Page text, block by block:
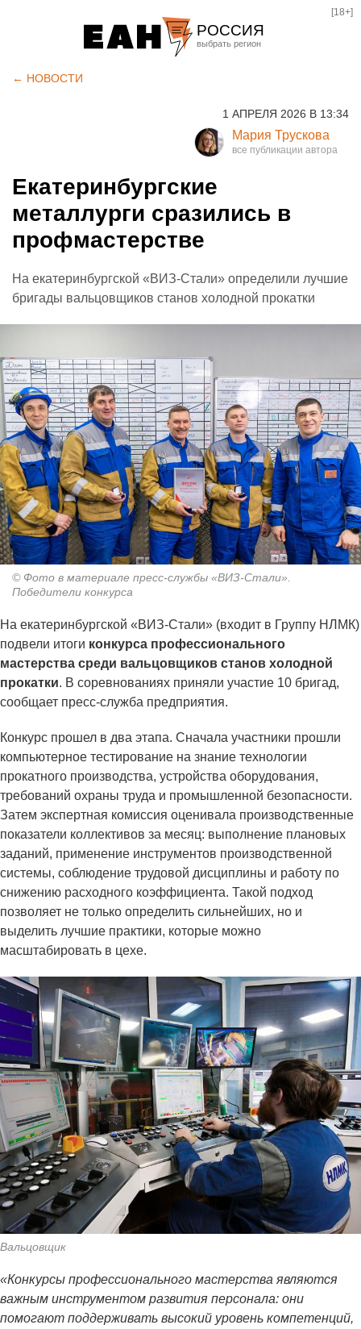
РОССИЯ
Курган
Оренбург
[18+]
← НОВОСТИ
1 АПРЕЛЯ 2026 В 13:34
Мария Трускова
Екатеринбургские
металлурги сразились в
профмастерстве
На екатеринбургской «ВИЗ-Стали» определили лучшие
бригады вальцовщиков станов холодной прокатки
© Фото в материале пресс-службы «ВИЗ-Стали».
Победители конкурса
На екатеринбургской «ВИЗ-Стали» (входит в Группу НЛМК)
подвели итоги конкурса профессионального
мастерства среди вальцовщиков станов холодной
прокатки. В соревнованиях приняли участие 10 бригад,
сообщает пресс-служба предприятия.
Конкурс прошел в два этапа. Сначала участники прошли
компьютерное тестирование на знание технологии
прокатного производства, устройства оборудования,
требований охраны труда и промышленной безопасности.
Затем экспертная комиссия оценивала производственные
показатели коллективов за месяц: выполнение плановых
заданий, применение инструментов производственной
системы, соблюдение трудовой дисциплины и работу по
снижению расходного коэффициента. Такой подход
позволяет не только определить сильнейших, но и
выделить лучшие практики, которые можно
масштабировать в цехе.
Вальцовщик
«Конкурсы профессионального мастерства являются
важным инструментом развития персонала: они
помогают поддерживать высокий уровень компетенций,